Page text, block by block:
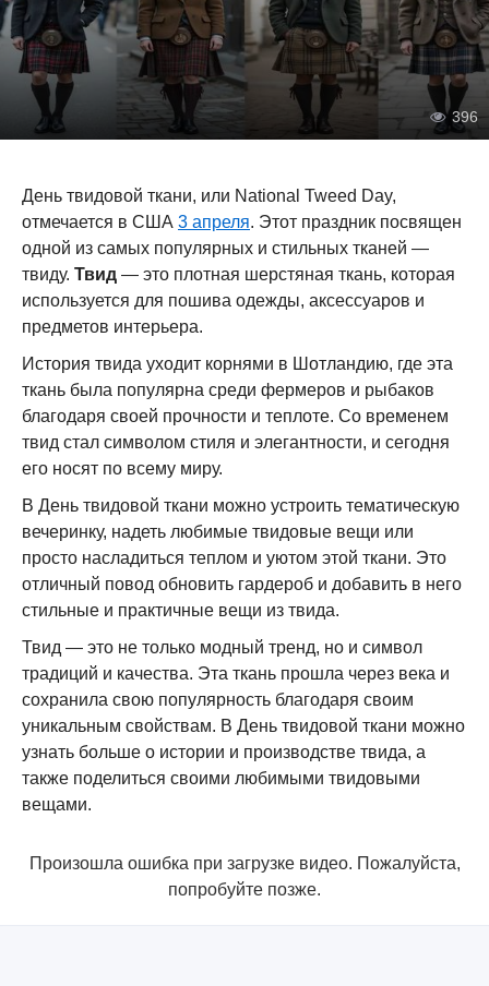
396
День твидовой ткани, или National Tweed Day,
отмечается в США 3 апреля. Этот праздник посвящен
одной из самых популярных и стильных тканей —
твиду. Твид — это плотная шерстяная ткань, которая
используется для пошива одежды, аксессуаров и
предметов интерьера.
История твида уходит корнями в Шотландию, где эта
ткань была популярна среди фермеров и рыбаков
благодаря своей прочности и теплоте. Со временем
твид стал символом стиля и элегантности, и сегодня
его носят по всему миру.
В День твидовой ткани можно устроить тематическую
вечеринку, надеть любимые твидовые вещи или
просто насладиться теплом и уютом этой ткани. Это
отличный повод обновить гардероб и добавить в него
стильные и практичные вещи из твида.
Твид — это не только модный тренд, но и символ
традиций и качества. Эта ткань прошла через века и
сохранила свою популярность благодаря своим
уникальным свойствам. В День твидовой ткани можно
узнать больше о истории и производстве твида, а
также поделиться своими любимыми твидовыми
вещами.
Произошла ошибка при загрузке видео. Пожалуйста,
попробуйте позже.